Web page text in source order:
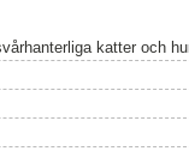
katter och